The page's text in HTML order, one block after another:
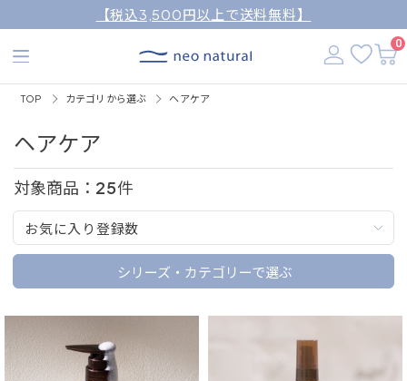
【税込3,500円以上で送料無料】
0
TOP カテゴリから選ぶ ヘアケア
ヘアケア
対象商品： 25件
お気に入り登録数
シリーズ・カテゴリーで選ぶ